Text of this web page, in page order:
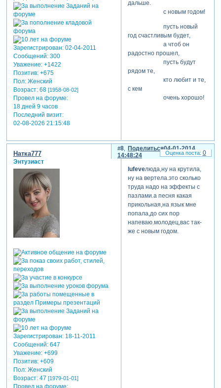
Зарегистрирован: 02-04-2011
Сообщений:300
Уважение: +1422
Позитив: +675
Пол:Женский
Возраст:68 [1958-08-02]
Провел на форуме:
18 дней 9 часов
Последний визит:
02-08-2026 21:15:48
дальше.
с новым годом!
пусть новый
год счастливым будет,
а чтоб он
радостно прошел,
пусть будут
рядом те,
кто любит и те,
с кем
очень хорошо!
вашим замечанием. мне
самой этот кадр режет глаз.
надо
поработать еще над ним.
внимание к работе и с
Поделиться
8
04-01-2014
14:48:24
Натка777
Энтузиаст
Зарегистрирован: 18-11-2011
Сообщений:647
Уважение: +699
Позитив: +609
Пол:Женский
Возраст:47 [1979-01-01]
lufeveлюда,ну на крутила,
ну на вертела.это сколько
труда надо на эффекты с
пазлами.а песня какая
прикольная,на язык мне
попала,до сих пор
напеваю.молодец,вас так-
же с новым годом.
0